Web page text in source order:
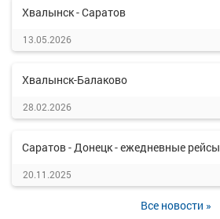
Хвалынск - Саратов
13.05.2026
Хвалынск-Балаково
28.02.2026
Саратов - Донецк - ежедневные рейсы
20.11.2025
Все новости »